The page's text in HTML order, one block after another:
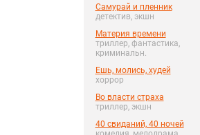
Самурай и пленник
детектив, экшн
Материя времени
триллер, фантастика,
криминальн.
Ешь, молись, худей
хоррор
Во власти страха
триллер, экшн
40 свиданий, 40 ночей